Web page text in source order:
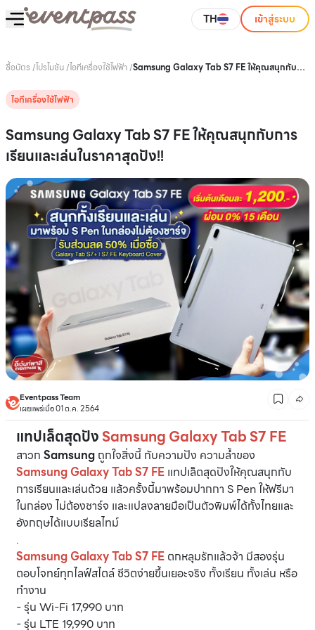
TH เข้าสู่ระบบ
ซื้อบัตร /โปรโมชัน/ไอทีเครื่องใช้ไฟฟ้า/Samsung Galaxy Tab S7 FE ให้คุณสนุกกับ
ไอทีเครื่องใช้ไฟฟ้า
Samsung Galaxy Tab S7 FE ให้คุณสนุกกับการ
เรียนและเล่นในราคาสุดปัง!!
Eventpass Team
เผยแพร่เมื่อ 01 ต.ค. 2564
แทปเล็ตสุดปังSamsung Galaxy Tab S7 FE
สาวก Samsung ถูกใจสิ่งนี้ กับความปัง ความล้ำของ
Samsung Galaxy Tab S7 FE แทปเล็ตสุดปังให้คุณสนุกกับ
การเรียนและเล่นด้วย แล้วครั้งนี้มาพร้อมปากกา S Pen ให้ฟรีมา
ในกล่อง ไม่ต้องชาร์จ และแปลงลายมือเป็นตัวพิมพ์ได้ทั้งไทยและ
อังกฤษได้แบบเรียลไทม์
.
Samsung Galaxy Tab S7 FE ตกหลุมรักแล้วจ้า มีสองรุ่น
ตอบโจทย์ทุกไลฟ์สไตล์ ชีวิตง่ายขึ้นเยอะจริง ทั้งเรียน ทั้งเล่น หรือ
ทำงาน
- รุ่น Wi-Fi 17,990 บาท
- รุ่น LTE 19,990 บาท